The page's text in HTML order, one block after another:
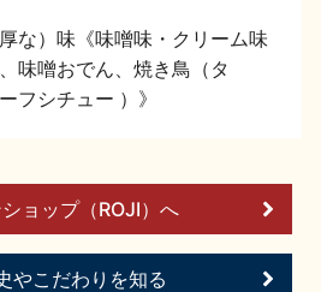
な）味《味噌味・クリーム味
味噌おでん、焼き鳥（タ
フシチュー ）》
ョップ（ROJI）へ
やこだわりを知る